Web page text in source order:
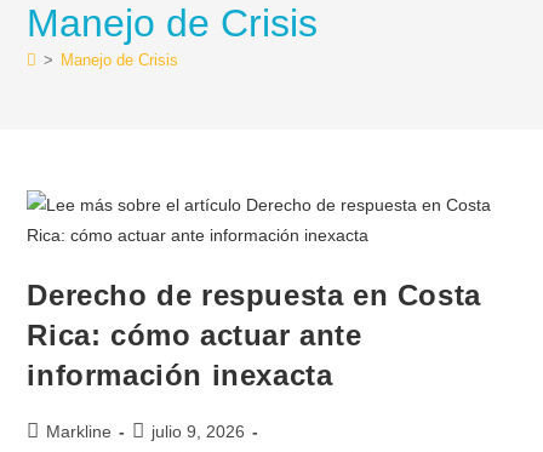
Manejo de Crisis
> Manejo de Crisis
Derecho de respuesta en Costa
Rica: cómo actuar ante
información inexacta
Markline
julio 9, 2026